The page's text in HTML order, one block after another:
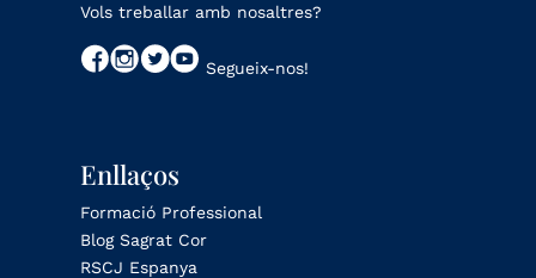
Vols treballar amb nosaltres?
Segueix-nos!
Enllaços
Formació Professional
Blog Sagrat Cor
RSCJ Espanya